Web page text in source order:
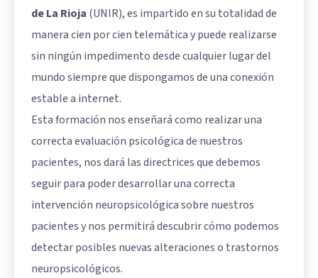
de La Rioja (UNIR), es impartido en su totalidad de
manera cien por cien telemática y puede realizarse
sin ningún impedimento desde cualquier lugar del
mundo siempre que dispongamos de una conexión
estable a internet.
Esta formación nos enseñará como realizar una
correcta evaluación psicológica de nuestros
pacientes, nos dará las directrices que debemos
seguir para poder desarrollar una correcta
intervención neuropsicológica sobre nuestros
pacientes y nos permitirá descubrir cómo podemos
detectar posibles nuevas alteraciones o trastornos
neuropsicológicos.